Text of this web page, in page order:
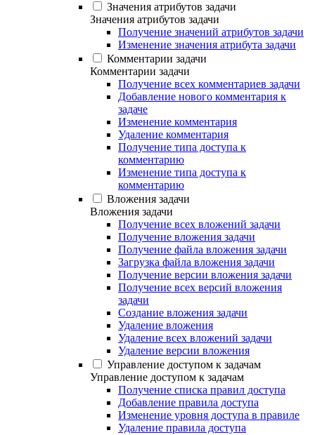
Значения атрибутов задачи
Значения атрибутов задачи
Получение значений атрибутов задачи
Изменение значения атрибута задачи
Комментарии задачи
Комментарии задачи
Получение всех комментариев задачи
Добавление нового комментария к
задаче
Изменение комментария
Удаление комментария
Получение типа доступа к
комментарию
Изменение типа доступа к
комментарию
Вложения задачи
Вложения задачи
Получение всех вложений задачи
Получение вложения задачи
Получение файла вложения задачи
Загрузка файла вложения задачи
Получение версии вложения задачи
Получение всех версий вложения
задачи
Создание вложения задачи
Удаление вложения
Удаление всех вложений задачи
Удаление версии вложения
Управление доступом к задачам
Управление доступом к задачам
Получение списка правил доступа
Добавление правила доступа
Изменение уровня доступа в правиле
Удаление правила доступа